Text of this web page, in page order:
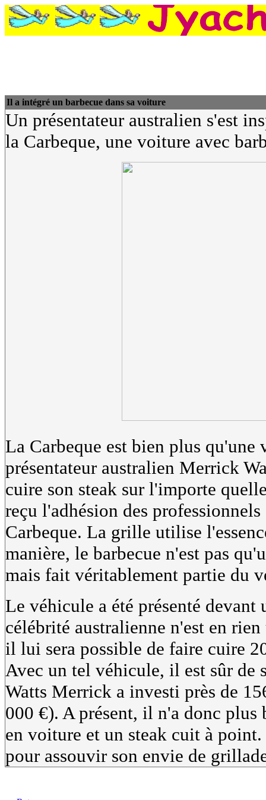
Il a intégré un barbecue dans sa voiture
Un présentateur australien s'est
la Carbeque, une voiture avec
La Carbeque est bien plus
présentateur australien Merrick
cuire son steak sur l'importe
reçu l'adhésion des
Carbeque. La grille utilise
manière, le barbecue n'est pas
mais fait véritablement partie du
Le véhicule a été présenté
célébrité australienne n'est en
il lui sera possible de faire cuire
Avec un tel véhicule, il est sûr de
Watts Merrick a investi près de
000 €). A présent, il n'a donc plus
en voiture et un steak cuit à
pour assouvir son envie de